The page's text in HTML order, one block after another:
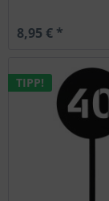
8,95 € *
TIPP!